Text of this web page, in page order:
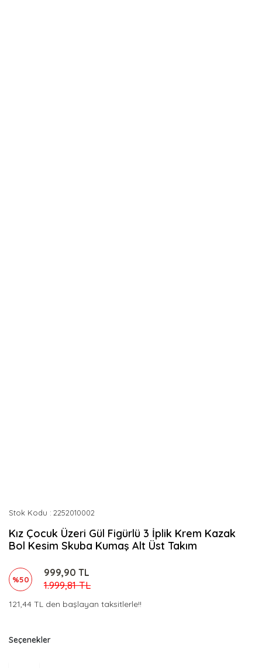
Stok Kodu 2252010002
Kız Çocuk Üzeri Gül Figürlü 3 İplik Krem Kazak
Bol Kesim Skuba Kumaş Alt Üst Takım
%50
999,90 TL
1.999,81 TL
121,44 TL den başlayan taksitlerle!!
Seçenekler